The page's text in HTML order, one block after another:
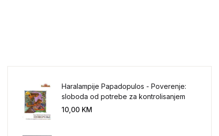
Haralampije Papadopulos - Poverenje:
sloboda od potrebe za kontrolisanjem
sveta
10,00 KM